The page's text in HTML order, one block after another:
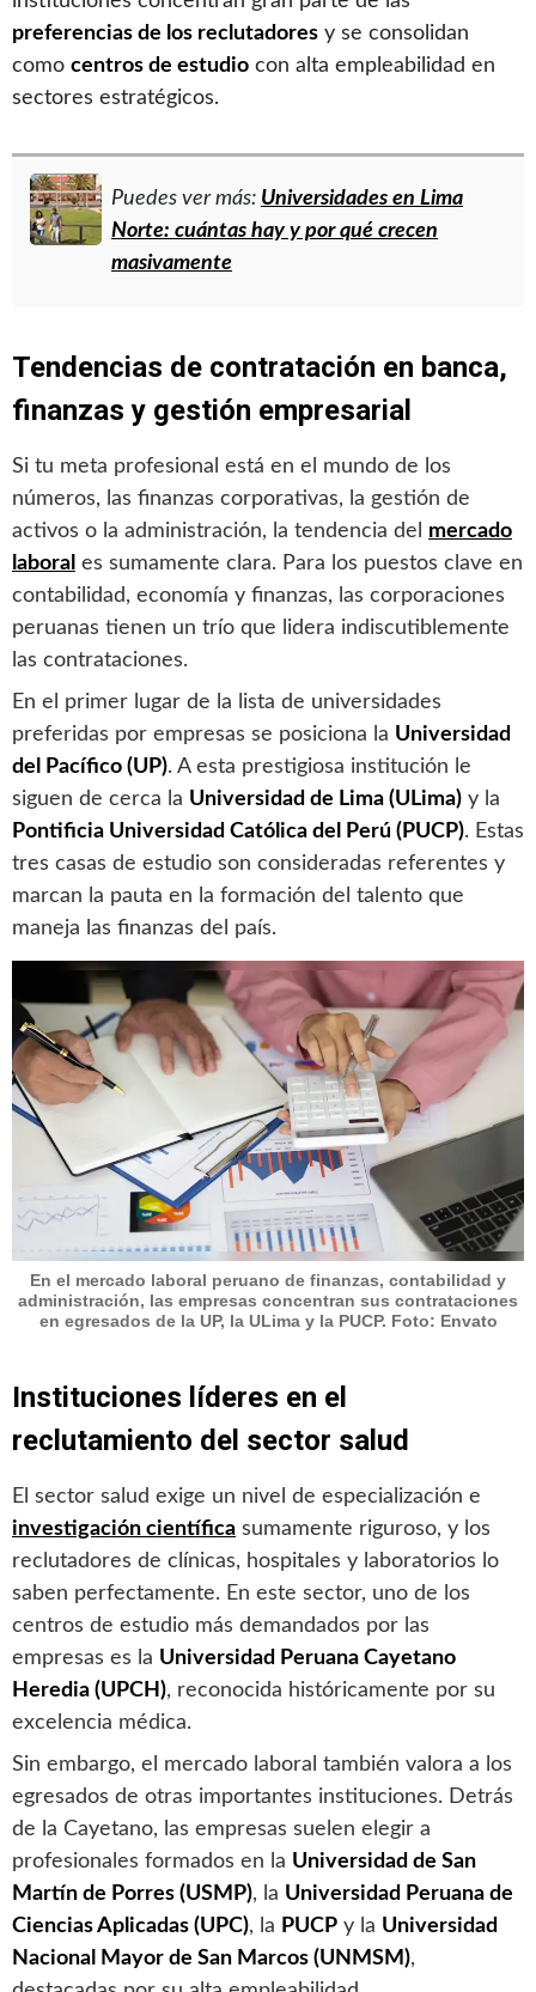
preferencias de los reclutadores y se consolidan
como centros de estudio con alta empleabilidad en
sectores estratégicos.
Puedes ver más: Universidades en Lima
Norte: cuántas hay y por qué crecen
masivamente
Tendencias de contratación en banca,
finanzas y gestión empresarial
Si tu meta profesional está en el mundo de los
números, las finanzas corporativas, la gestión de
activos o la administración, la tendencia del mercado
laboral es sumamente clara. Para los puestos clave en
contabilidad, economía y finanzas, las corporaciones
peruanas tienen un trío que lidera indiscutiblemente
las contrataciones.
En el primer lugar de la lista de universidades
preferidas por empresas se posiciona la Universidad
del Pacífico (UP). A esta prestigiosa institución le
siguen de cerca la Universidad de Lima (ULima) y la
Pontificia Universidad Católica del Perú (PUCP). Estas
tres casas de estudio son consideradas referentes y
marcan la pauta en la formación del talento que
maneja las finanzas del país.
En el mercado laboral peruano de finanzas, contabilidad y
administración, las empresas concentran sus contrataciones
en egresados de la UP, la ULima y la PUCP. Foto: Envato
Instituciones líderes en el
reclutamiento del sector salud
El sector salud exige un nivel de especialización e
investigación científica sumamente riguroso, y los
reclutadores de clínicas, hospitales y laboratorios lo
saben perfectamente. En este sector, uno de los
centros de estudio más demandados por las
empresas es la Universidad Peruana Cayetano
Heredia (UPCH), reconocida históricamente por su
excelencia médica.
Sin embargo, el mercado laboral también valora a los
egresados de otras importantes instituciones. Detrás
de la Cayetano, las empresas suelen elegir a
profesionales formados en la Universidad de San
Martín de Porres (USMP), la Universidad Peruana de
Ciencias Aplicadas (UPC), la PUCP y la Universidad
Nacional Mayor de San Marcos (UNMSM),